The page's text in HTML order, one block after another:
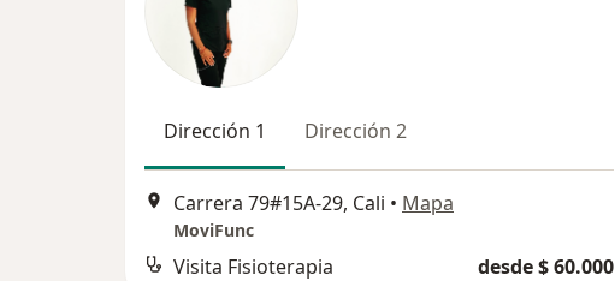
Dirección 1 Dirección 2
Carrera 79#15A-29, Cali • Mapa
MoviFunc
Visita Fisioterapia desde $ 60.000